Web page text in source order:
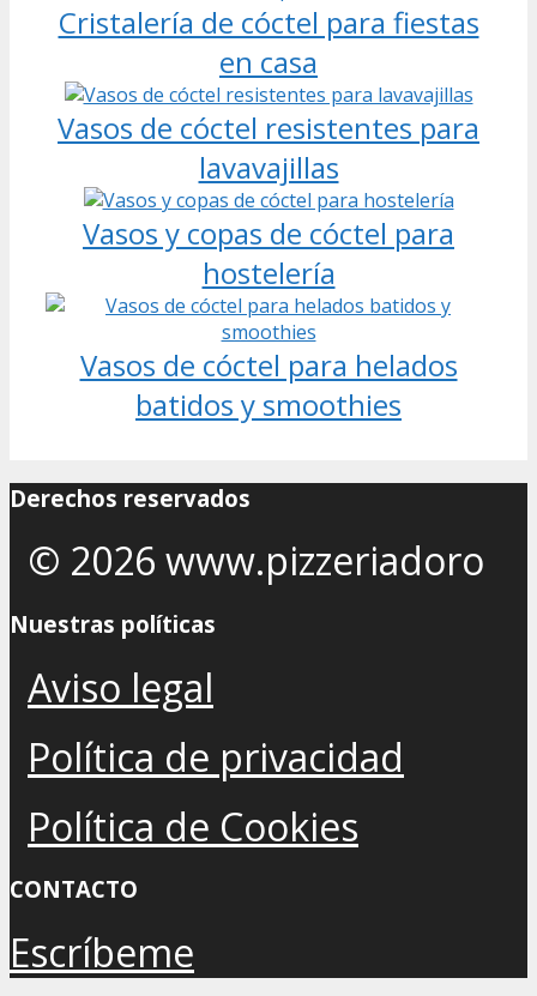
Cristalería de cóctel para fiestas
en casa
Vasos de cóctel resistentes para
lavavajillas
Vasos y copas de cóctel para
hostelería
Vasos de cóctel para helados
batidos y smoothies
Derechos reservados
© 2026 www.pizzeriadoro
Nuestras políticas
Aviso legal
Política de privacidad
Política de Cookies
CONTACTO
Escríbeme